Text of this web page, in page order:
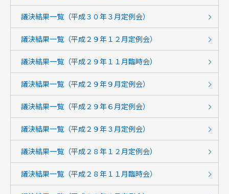
議決結果一覧（平成３０年３月定例会）
議決結果一覧（平成２９年１２月定例会）
議決結果一覧（平成２９年１１月臨時会）
議決結果一覧（平成２９年９月定例会）
議決結果一覧（平成２９年６月定例会）
議決結果一覧（平成２９年３月定例会）
議決結果一覧（平成２８年１２月定例会）
議決結果一覧（平成２８年１１月臨時会）